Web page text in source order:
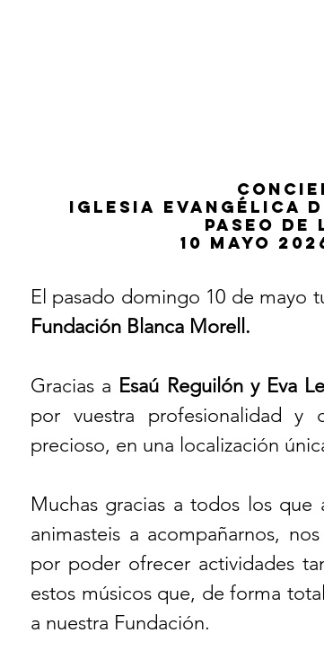
Iglesia Evangélica
Paseo
10 mayo
El pasado domingo 10 de mayo
Fundación Blanca Morell.
Gracias a Esaú Reguilón y Eva
por vuestra profesionalidad y
precioso, en una localización
Muchas gracias a todos los
animasteis a acompañarnos,
por poder ofrecer actividades
estos músicos que, de forma
a nuestra Fundación.